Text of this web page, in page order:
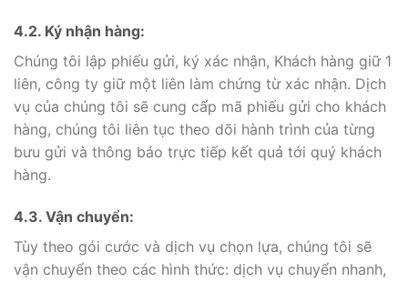
4.2. Ký nhận hàng:
Chúng tôi lập phiếu gửi, ký xác nhận, Khách hàng giữ 1
liên, công ty giữ một liên làm chứng từ xác nhận. Dịch
vụ của chúng tôi sẽ cung cấp mã phiếu gửi cho khách
hàng, chúng tôi liên tục theo dõi hành trình của từng
bưu gửi và thông báo trực tiếp kết quả tới quý khách
hàng.
4.3. Vận chuyển:
Tùy theo gói cước và dịch vụ chọn lựa, chúng tôi sẽ
vận chuyển theo các hình thức: dịch vụ chuyển nhanh,